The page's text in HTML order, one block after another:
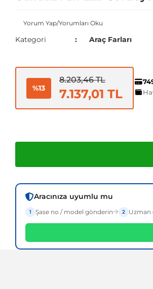
Yorum Yap/Yorumları Oku
Kategori Araç Farları
%13
8.203,46 TL
7.137,01 TL
Aracınıza uyumlu mu
1 Şase no / model gönderin 2 Uzman